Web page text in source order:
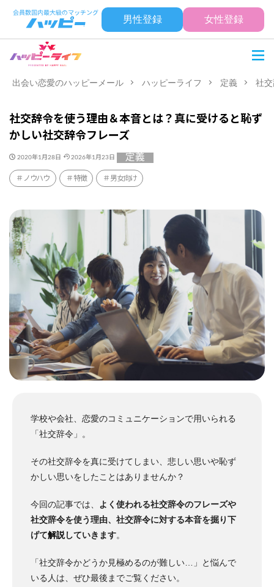
男性登録 女性登録
出会い恋愛のハッピーメール ハッピーライフ 定義 社
社交辞令を使う理由＆本音とは？真に受けると恥ず
かしい社交辞令フレーズ
2020年1月28日 2026年1月23日 定義
ノウハウ 特徴 男女向け
学校や会社、恋愛のコミュニケーションで用いられる
「社交辞令」。
その社交辞令を真に受けてしまい、悲しい思いや恥ず
かしい思いをしたことはありませんか？
今回の記事では、
よく使われる社交辞令のフレーズや
社交辞令を使う理由、社交辞令に対する本音を掘り下
げて解説していきます。
「社交辞令かどうか見極めるのが難しい…」と悩んで
いる人は、ぜひ最後までご覧ください。